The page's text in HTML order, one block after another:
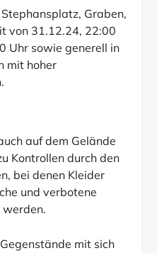
Graben,
von 31.12.24, 22:00
Uhr sowie generell in
mit hoher
auf dem Gelände
Kontrollen durch den
bei denen Kleider
und verbotene
werden.
mit sich